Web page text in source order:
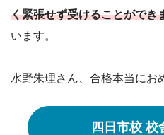
く緊張せず受けることができ
います。
水野朱理さん、合格本当にお
四日市校 校